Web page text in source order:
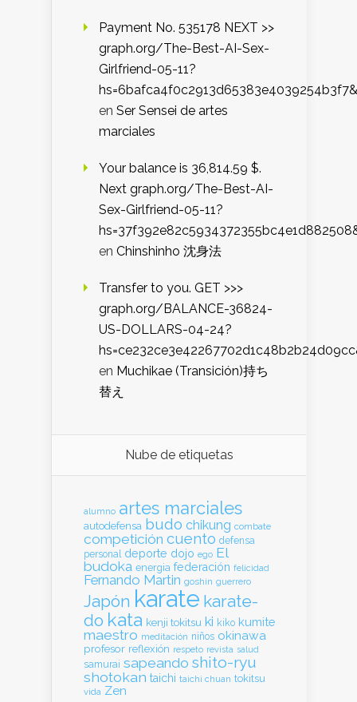
Payment No. 535178 NEXT >>
graph.org/The-Best-AI-Sex-
Girlfriend-05-11?
hs=6bafca4f0c2913d65383e4039254b3f7&
en Ser Sensei de artes
marciales
Your balance is 36,814.59 $.
Next graph.org/The-Best-AI-
Sex-Girlfriend-05-11?
en Chinshinho 沈身法
Transfer to you. GET >>>
graph.org/BALANCE-36824-
US-DOLLARS-04-24?
en Muchikae (Transición)持ち
替え
Nube de etiquetas
alumno artes marciales
autodefensa budo chikung combate
competición cuento defensa
personal deporte dojo ego El
budoka energia federación felicidad
Fernando Martin goshin guerrero
Japón karate karate-
do kata kenji tokitsu ki kiko kumite
maestro meditación niños okinawa
profesor reflexión respeto revista salud
samurai sapeando shito-ryu
shotokan taichi taichi chuan tokitsu
vida Zen